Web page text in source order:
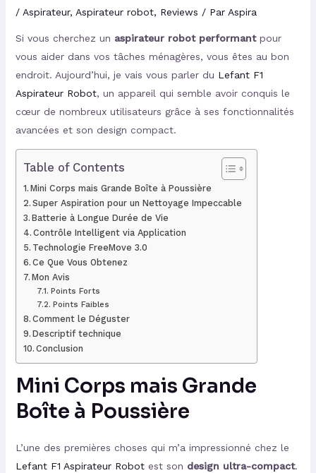
/ Aspirateur, Aspirateur robot, Reviews / Par Aspira
Si vous cherchez un aspirateur robot performantpour
vous aider dans vos tâches ménagères, vous êtes au bon
endroit. Aujourd’hui, je vais vous parler du Lefant F1
Aspirateur Robot, un appareil qui semble avoir conquis le
cœur de nombreux utilisateurs grâce à ses fonctionnalités
avancées et son design compact.
Table of Contents
Mini Corps mais Grande Boîte à Poussière
Super Aspiration pour un Nettoyage Impeccable
Batterie à Longue Durée de Vie
Contrôle Intelligent via Application
Technologie FreeMove 3.0
Ce Que Vous Obtenez
Mon Avis
Points Forts
Points Faibles
Comment le Déguster
Descriptif technique
Conclusion
Mini Corps mais Grande
Boîte à Poussière
L’une des premières choses qui m’a impressionné chez le
Lefant F1 Aspirateur Robotest son design ultra-compact.